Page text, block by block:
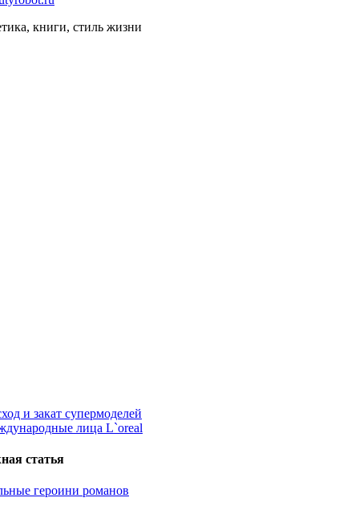
книги, стиль жизни
статья